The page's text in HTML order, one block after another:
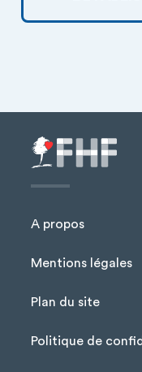
Menu Pied de
A propos
Mentions légales
Plan du site
Politique de